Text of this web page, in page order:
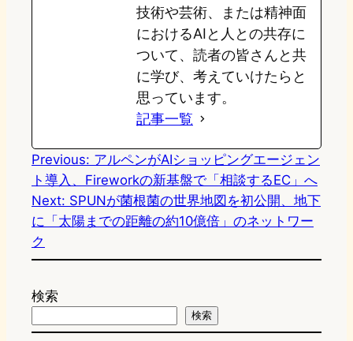
技術や芸術、または精神面
におけるAIと人との共存に
ついて、読者の皆さんと共
に学び、考えていけたらと
思っています。
記事一覧
Previous: アルペンがAIショッピングエージェン
ト導入、Fireworkの新基盤で「相談するEC」へ
Next: SPUNが菌根菌の世界地図を初公開、地下
に「太陽までの距離の約10億倍」のネットワー
ク
検索
検索